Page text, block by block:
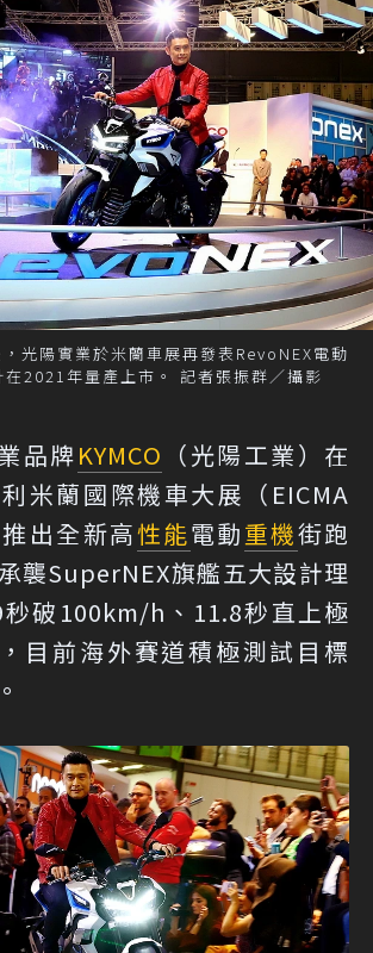
光陽實業於米蘭車展再發表RevoNEX電動
2021年量產上市。 記者張振群／攝影
品牌KYMCO （光陽工業）在
米蘭國際機車大展（EICMA
出全新高性能電動重機街跑
襲SuperNEX旗艦五大設計理
破100km/h、11.8秒直上極
目前海外賽道積極測試目標